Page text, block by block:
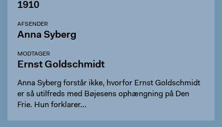
1910
AFSENDER
Anna Syberg
MODTAGER
Ernst Goldschmidt
Anna Syberg forstår ikke, hvorfor Ernst Goldschmidt
er så utilfreds med Bøjesens ophængning på Den
Frie. Hun forklarer…